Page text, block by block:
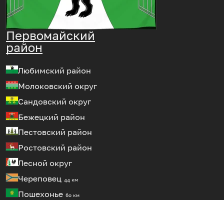
Первомайский
район
Любимский район
Молоковский округ
Сандовский округ
Бежецкий район
Пестовский район
Ростовский район
Лесной округ
Череповец 44 км
Пошехонье 60 км